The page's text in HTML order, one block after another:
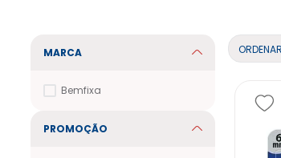
MARCA
Bemfixa
PROMOÇÃO